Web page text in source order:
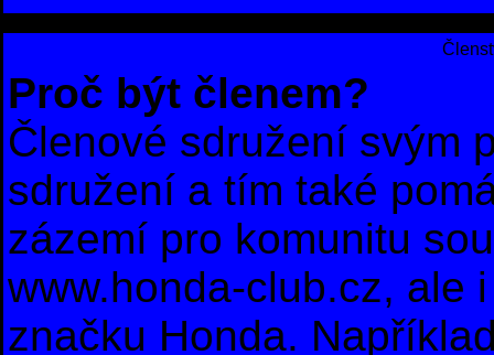
Proč být členem?
Členové sdružení svým
sdružení a tím také
zázemí pro komunitu
www.honda-club.cz, ale
značku Honda.